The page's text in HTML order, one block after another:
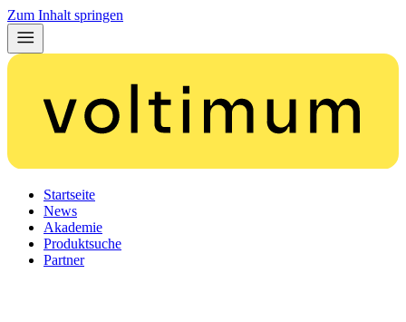
Zum Inhalt springen
Startseite
News
Akademie
Produktsuche
Partner